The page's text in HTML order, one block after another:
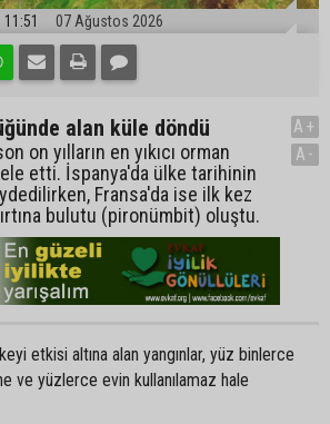
11:51 07 Ağustos 2026
alan küle döndü
on yılların en yıkıcı orman
etti. İspanya'da ülke tarihinin
Fransa'da ise ilk kez
bulutu (pironümbit) oluştu.
A+
A-
etkisi altına alan yangınlar, yüz binlerce
ve yüzlerce evin kullanılamaz hale